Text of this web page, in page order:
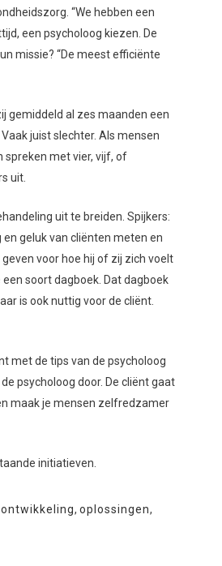
“We hebben een
een psycholoog kiezen. De
missie? “De meest efficiënte
gemiddeld al zes maanden een
juist slechter. Als mensen
spreken met vier, vijf, of
uit.
uit te breiden. Spijkers:
geluk van cliënten meten en
voor hoe hij of zij zich voelt
soort dagboek. Dat dagboek
is ook nuttig voor de cliënt.
met de tips van de psycholoog
psycholoog door. De cliënt gaat
maak je mensen zelfredzamer
initiatieven.
ontwikkeling, oplossingen,